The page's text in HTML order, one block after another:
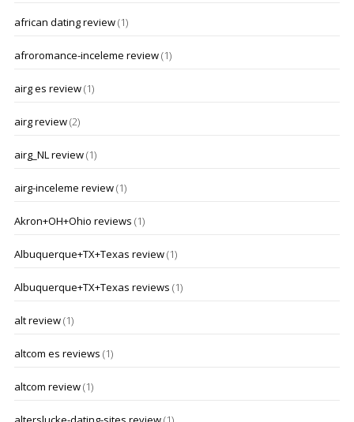
african dating review(1)
afroromance-inceleme review(1)
airg es review(1)
airg review(2)
airg_NL review(1)
airg-inceleme review(1)
Akron+OH+Ohio reviews (1)
Albuquerque+TX+Texas review(1)
Albuquerque+TX+Texas reviews (1)
alt review(1)
altcom es reviews (1)
altcom review(1)